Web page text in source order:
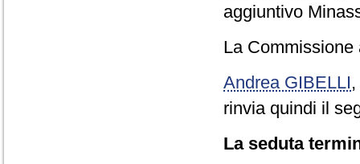
aggiuntivo
La
Andrea GIBELLI,
rinvia quindi il
La seduta